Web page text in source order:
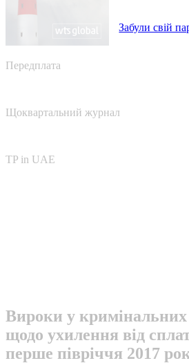
Забули свій
Передплата
Щоквартальний журнал
TP in UAE
Вироки у
щодо ухилення від
перше півріччя 2017